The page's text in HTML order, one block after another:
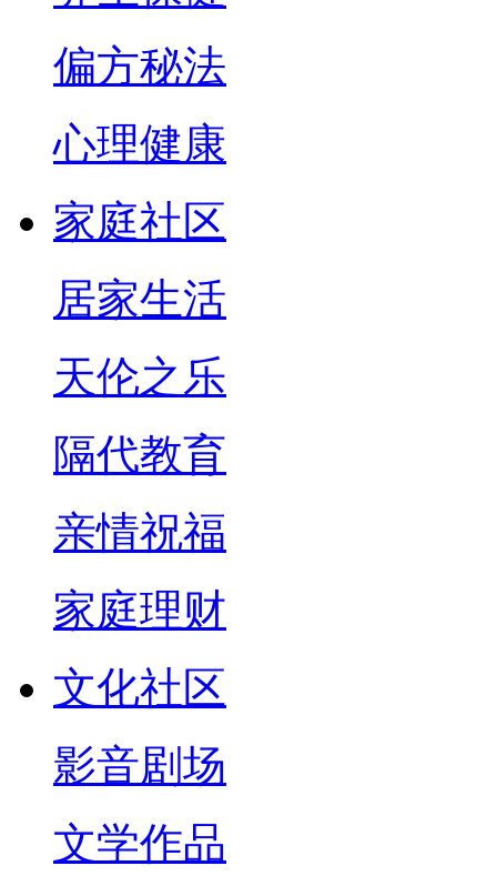
偏方秘法
心理健康
家庭社区
居家生活
天伦之乐
隔代教育
亲情祝福
家庭理财
文化社区
影音剧场
文学作品